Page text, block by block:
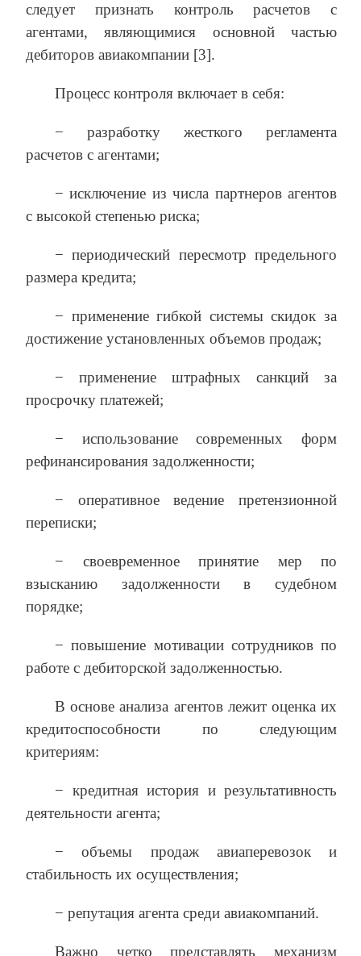
следует признать контроль расчетов с
агентами, являющимися основной частью
дебиторов авиакомпании [3].
Процесс контроля включает в себя:
− разработку жесткого регламента
расчетов с агентами;
− исключение из числа партнеров агентов
с высокой степенью риска;
− периодический пересмотр предельного
размера кредита;
− применение гибкой системы скидок за
достижение установленных объемов продаж;
− применение штрафных санкций за
просрочку платежей;
− использование современных форм
рефинансирования задолженности;
− оперативное ведение претензионной
переписки;
− своевременное принятие мер по
взысканию задолженности в судебном
порядке;
− повышение мотивации сотрудников по
работе с дебиторской задолженностью.
В основе анализа агентов лежит оценка их
кредитоспособности по следующим
критериям:
− кредитная история и результативность
деятельности агента;
− объемы продаж авиаперевозок и
стабильность их осуществления;
− репутация агента среди авиакомпаний.
Важно четко представлять механизм